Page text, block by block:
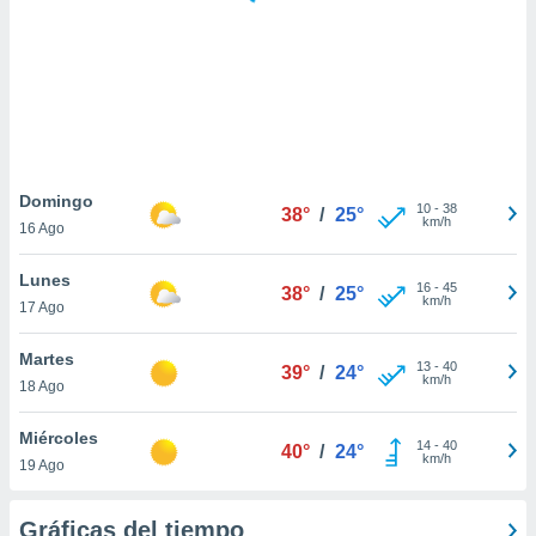
únicos
similares
como
IP
posible
traten tus
en
Para
Domingo
16 Ago
38° / 25° 10- 38
km/h
Lunes
17 Ago
38° / 25° 16- 45
km/h
Martes
18 Ago
39° / 24° 13- 40
km/h
Miércoles
19 Ago
40° / 24° 14- 40
km/h
Gráficas del tiempo